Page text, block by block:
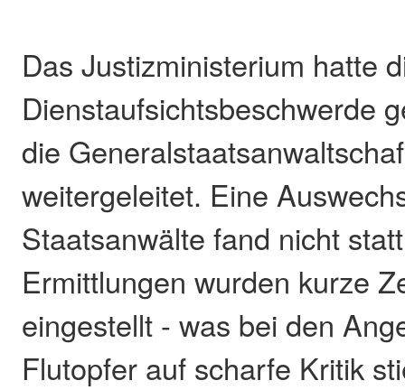
Das Justizministerium hatte
Dienstaufsichtsbeschwerde
die
weitergeleitet. Eine
Staatsanwälte fand nicht
Ermittlungen wurden kurze
eingestellt - was bei den
Flutopfer auf scharfe Kritik